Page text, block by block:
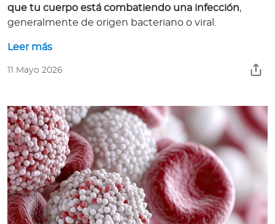
que tu cuerpo está combatiendo una infección,
generalmente de origen bacteriano o viral.
Leer más
11 Mayo 2026